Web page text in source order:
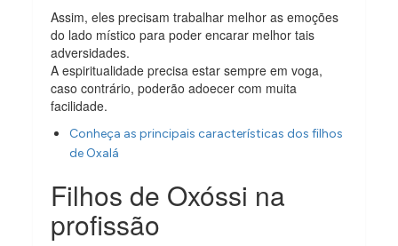
Assim, eles precisam trabalhar melhor as emoções
do lado místico para poder encarar melhor tais
adversidades.
A espiritualidade precisa estar sempre em voga,
caso contrário, poderão adoecer com muita
facilidade.
Conheça as principais características dos filhos
de Oxalá
Filhos de Oxóssi na
profissão